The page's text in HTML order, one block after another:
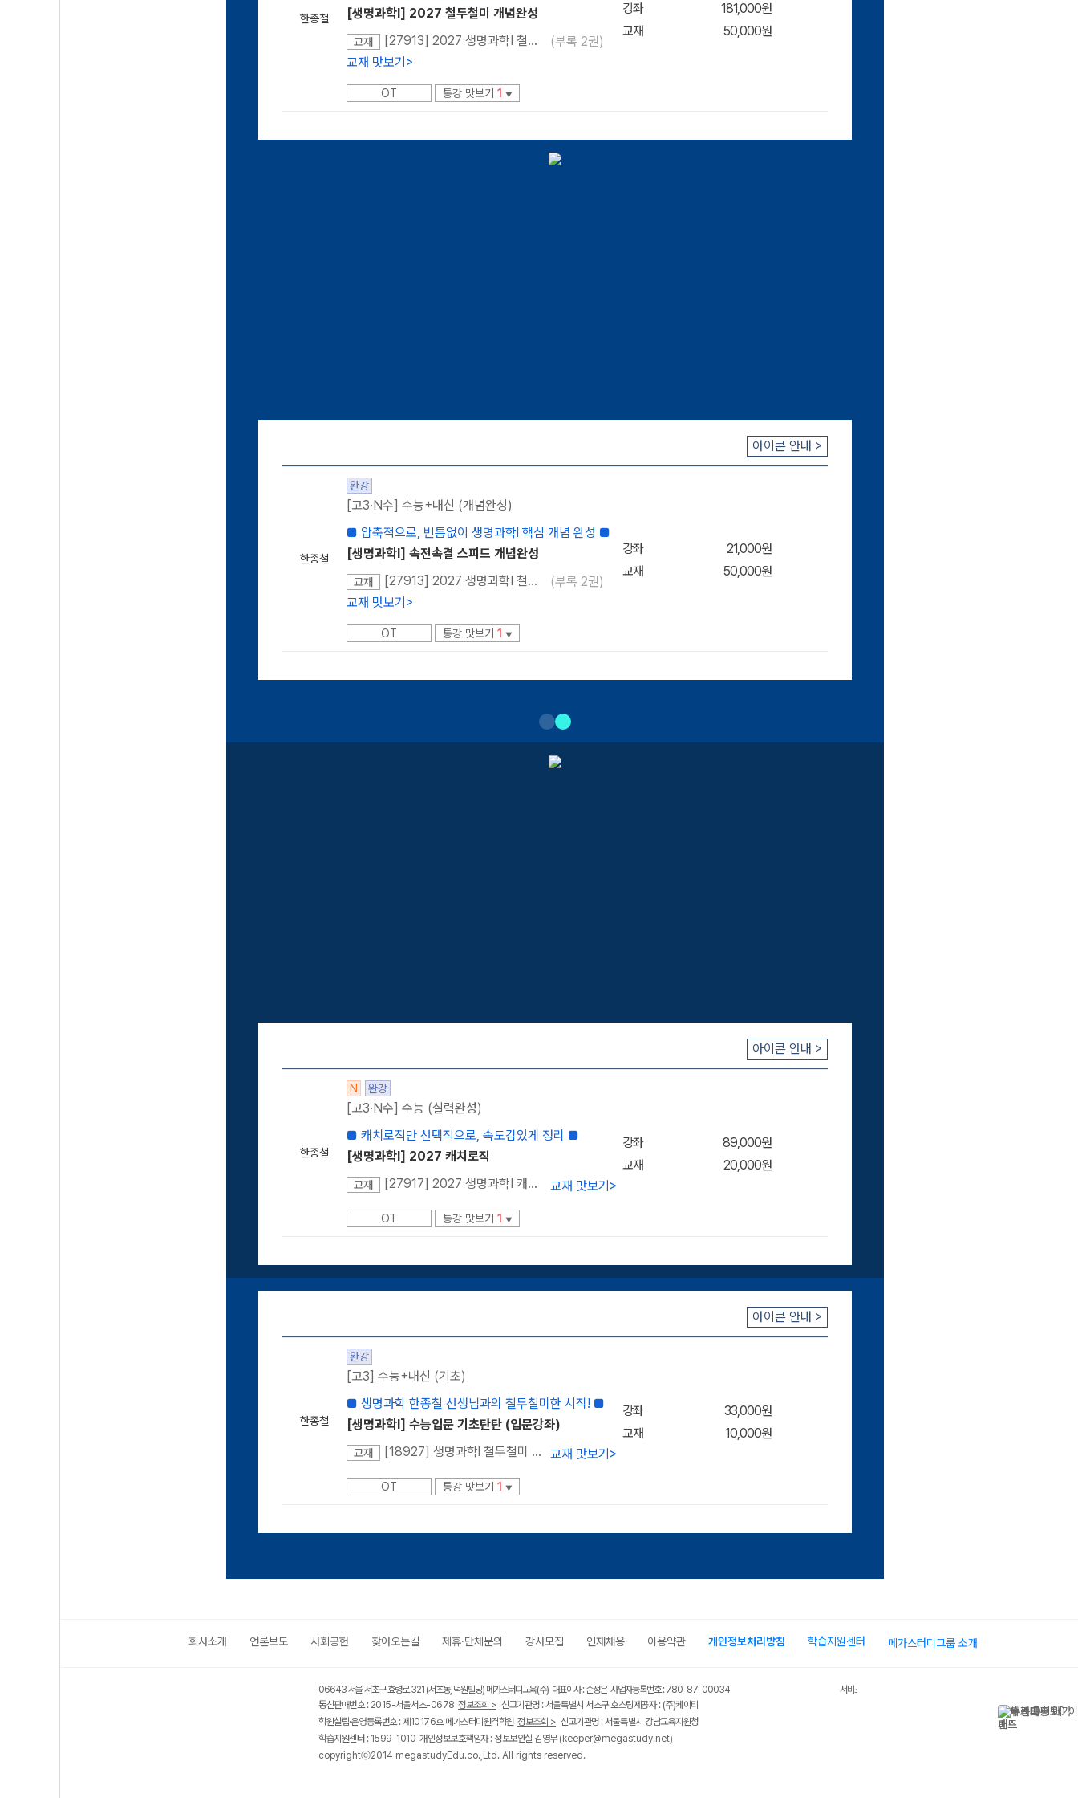
한종철
[생명과학I] 2027 철두철미 개념완성
교재 [27913] 2027 생명과학I 철두철미 개념완성 (개념서+필기노트 이론편+필기노트 캐치로직편)
(부록 2권)
교재 맛보기 >
OT 통강 맛보기 1 ▼
강좌
181,000원
교재
50,000원
아이콘 안내 >
한종철
완강
[고3·N수] 수능+내신 (개념완성)
■ 압축적으로, 빈틈없이 생명과학l 핵심 개념 완성 ■
[생명과학l] 속전속결 스피드 개념완성
교재 [27913] 2027 생명과학I 철두철미 개념완성 (개념서+필기노트 이론편+필기노트 캐치로직편)
(부록 2권)
교재 맛보기 >
OT 통강 맛보기 1 ▼
강좌
21,000원
교재
50,000원
아이콘 안내 >
한종철
N 완강
[고3·N수] 수능 (실력완성)
■ 캐치로직만 선택적으로, 속도감있게 정리 ■
[생명과학I] 2027 캐치로직
교재 [27917] 2027 생명과학I 캐치로직 교재 맛보기>
OT 통강 맛보기 1 ▼
강좌
89,000원
교재
20,000원
장바구
아이콘 안내 >
한종철
완강
[고3] 수능+내신 (기초)
■ 생명과학 한종철 선생님과의 철두철미한 시작! ■
[생명과학l] 수능입문 기초탄탄 (입문강좌)
교재 [18927] 생명과학l 철두철미 기초탄탄 수능입문 교재 맛보기>
OT 통강 맛보기 1 ▼
강좌
33,000원
교재
10,000원
회사소개 언론보도 사회공헌 찾아오는길 제휴·단체문의 강사모집 인재채용 이용약관 개인정보처리방침 학습지원센터 메가스터디그룹 소개
06643 서울 서초구 효령로 321 (서초동, 덕원빌딩) 메가스터디교육(주) 대표이사 : 손성은 사업자등록번호 : 780-87-00034
통신판매번호 : 2015-서울서초-0678 정보조회 > 신고기관명 : 서울특별시 서초구 호스팅제공자 : (주)케이티
학원설립·운영등록번호 : 제10176호 메가스터디원격학원 정보조회 > 신고기관명 : 서울특별시 강남교육지원청
학습지원센터 : 1599-1010 개인정보보호책임자 : 정보보안실 김영무(keeper@megastudy.net)
copyrightⓒ2014 megastudyEdu.co.,Ltd. All rights reserved.
서비스 가입사실 확인